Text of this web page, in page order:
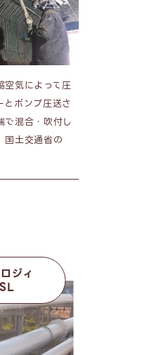
空気によって圧
とポンプ圧送さ
で混合・吹付し
国土交通省の
ジィ